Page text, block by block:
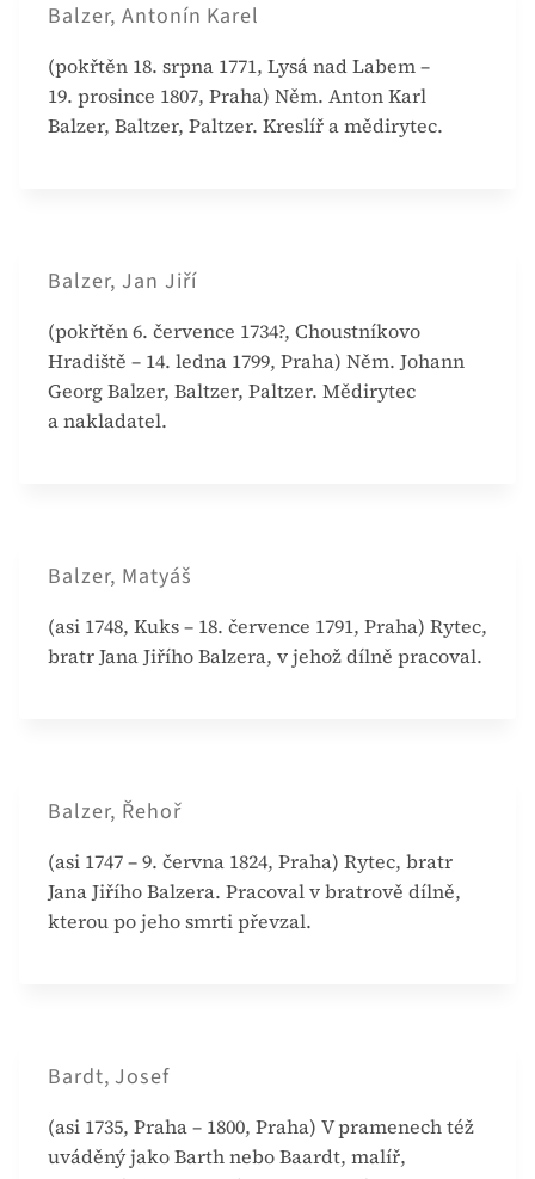
Balzer, Antonín Karel
(pokřtěn 18. srpna 1771, Lysá nad Labem –
19. prosince 1807, Praha) Něm. Anton Karl
Balzer, Baltzer, Paltzer. Kreslíř a mědirytec.
Balzer, Jan Jiří
(pokřtěn 6. července 1734?, Choustníkovo
Hradiště – 14. ledna 1799, Praha) Něm. Johann
Georg Balzer, Baltzer, Paltzer. Mědirytec
a nakladatel.
Balzer, Matyáš
(asi 1748, Kuks – 18. července 1791, Praha) Rytec,
bratr Jana Jiřího Balzera, v jehož dílně pracoval.
Balzer, Řehoř
(asi 1747 – 9. června 1824, Praha) Rytec, bratr
Jana Jiřího Balzera. Pracoval v bratrově dílně,
kterou po jeho smrti převzal.
Bardt, Josef
(asi 1735, Praha – 1800, Praha) V pramenech též
uváděný jako Barth nebo Baardt, malíř,